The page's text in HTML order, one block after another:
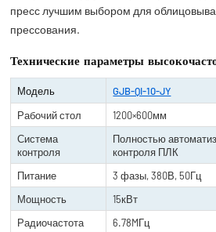
пресс лучшим выбором для
прессования.
Технические параметры
Модель GJB-QI-10-JY
Рабочий стол
1200×600мм
Система
контроля
Полностью
контроля ПЛК
Питание
3 фазы, 380В, 50Гц
Мощность
15кВт
Радиочастота
6.78MГц